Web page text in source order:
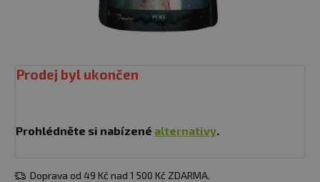
Prodej byl ukončen
Prohlédněte si nabízené alternativy.
Doprava od 49 Kč nad 1 500 Kč ZDARMA.